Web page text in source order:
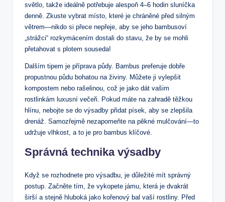
světlo, takže ideálně potřebuje alespoň 4–6 hodin sluníčka
denně. Zkuste vybrat místo, které je chráněné před silným
větrem—nikdo si přece nepřeje, aby se jeho bambusoví
„strážci“ rozkymácením dostali do stavu, že by se mohli
přetahovat s plotem souseda!
Dalším tipem je příprava půdy. Bambus preferuje dobře
propustnou půdu bohatou na živiny. Můžete ji vylepšit
kompostem nebo rašelinou, což je jako dát vašim
rostlinkám luxusní večeři. Pokud máte na zahradě těžkou
hlínu, nebojte se do výsadby přidat písek, aby se zlepšila
drenáž. Samozřejmě nezapomeňte na pěkné mulčování—to
udržuje vlhkost, a to je pro bambus klíčové.
Správná technika výsadby
Když se rozhodnete pro výsadbu, je důležité mít správný
postup. Začněte tím, že vykopete jámu, která je dvakrát
širší a stejně hluboká jako kořenový bal vaší rostliny. Před